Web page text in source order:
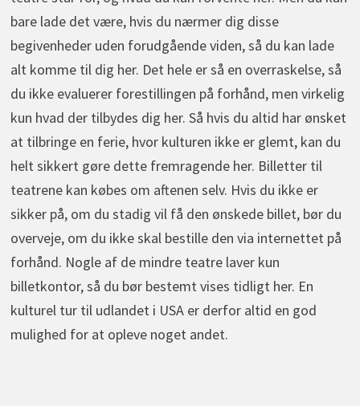
bare lade det være, hvis du nærmer dig disse
begivenheder uden forudgående viden, så du kan lade
alt komme til dig her. Det hele er så en overraskelse, så
du ikke evaluerer forestillingen på forhånd, men virkelig
kun hvad der tilbydes dig her. Så hvis du altid har ønsket
at tilbringe en ferie, hvor kulturen ikke er glemt, kan du
helt sikkert gøre dette fremragende her. Billetter til
teatrene kan købes om aftenen selv. Hvis du ikke er
sikker på, om du stadig vil få den ønskede billet, bør du
overveje, om du ikke skal bestille den via internettet på
forhånd. Nogle af de mindre teatre laver kun
billetkontor, så du bør bestemt vises tidligt her. En
kulturel tur til udlandet i USA er derfor altid en god
mulighed for at opleve noget andet.